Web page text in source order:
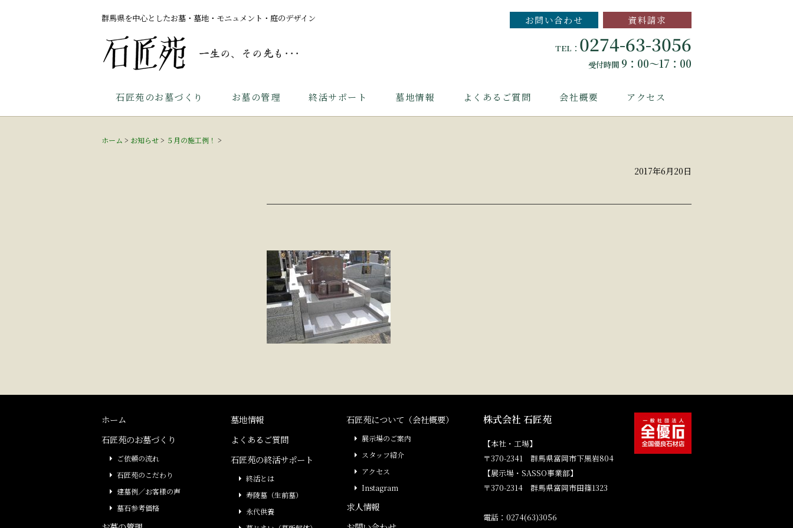
群馬県を中心としたお墓・墓地・モニュメント・庭のデザイン お問い合わせ 資料請求
TEL： 0274-63-3056
受付時間 9：00～17：00
石匠苑のお墓づくり お墓の管理 終活サポート 墓地情報 よくあるご質問 会社概要 アクセス
ホーム > お知らせ> ５月の施工例！ >
2017年6月20日
ホーム
石匠苑のお墓づくり
ご依頼の流れ
石匠苑のこだわり
建墓例／お客様の声
墓石参考価格
墓地情報
よくあるご質問
石匠苑の終活サポート
終活とは
寿陵墓（生前墓）
永代供養
石匠苑について（会社概要）
展示場のご案内
スタッフ紹介
アクセス
Instagram
求人情報
株式会社 石匠苑
【本社・工場】
〒370-2341 群馬県富岡市下黒岩804
【展示場・SASSO事業部】
〒370-2314 群馬県富岡市田篠1323
電話：0274(63)3056